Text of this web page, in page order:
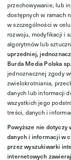
przechowywanie, lub
dostępnych w ramach
w szczególności w
rozwoju, modyfikacji i
algorytmów lub
uprzedniej,
Burda Media Polska
jednoznacznej zgody
zwielokrotniania,
danych lub informacji
wszystkich jego
treści, danych i
Powyższe nie dotyczy
danych i informacji w
przez wyszukiwarki
internetowych